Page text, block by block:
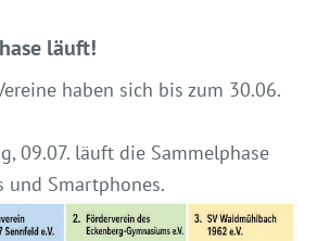
läuft!
haben sich bis zum 30.06.
09.07. läuft die Sammelphase
und Smartphones.